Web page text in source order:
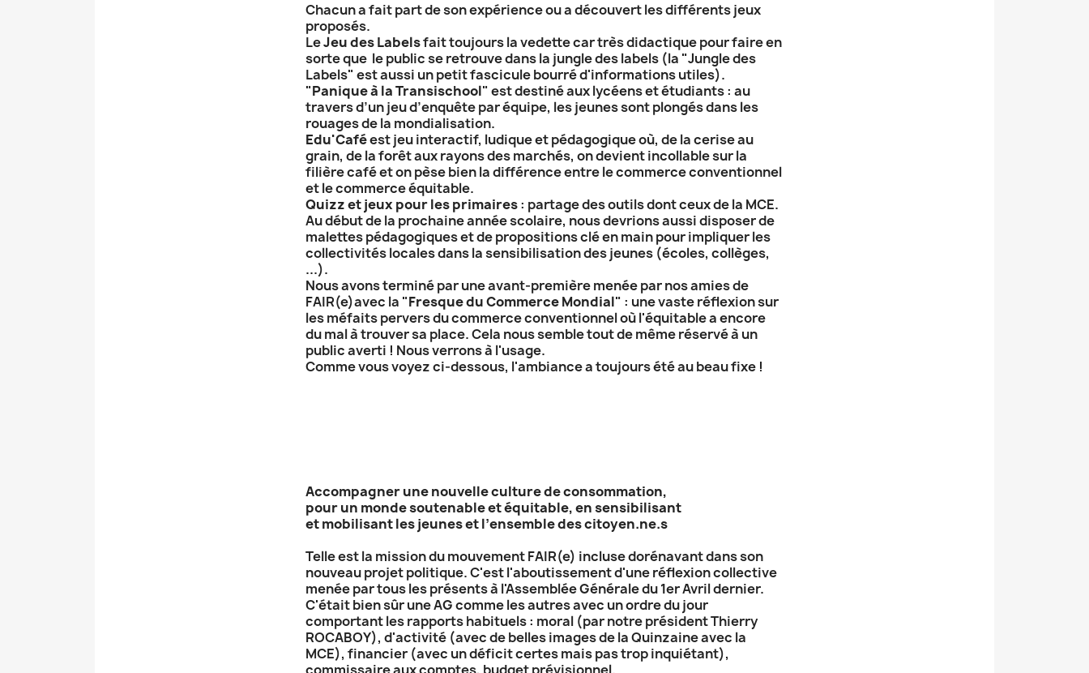
Chacun a fait part de son expérience ou a découvert les différents jeux
proposés.
LeJeu des Labelsfait toujours la vedette car très didactique pour faire en
sorte que le public se retrouve dans la jungle des labels (la "Jungle des
Labels" est aussi un petit fascicule bourré d'informations utiles).
"Panique à la Transischool" est destiné aux lycéens et étudiants : au
travers d’un jeu d’enquête par équipe, les jeunes sont plongés dans les
rouages de la mondialisation.
Edu'Caféest jeu interactif, ludique et pédagogique où, de la cerise au
grain, de la forêt aux rayons des marchés, on devient incollable sur la
filière café et on pèse bien la différence entre le commerce conventionnel
et le commerce équitable.
Quizz et jeux pour les primaires: partage des outils dont ceux de la MCE.
Au début de la prochaine année scolaire, nous devrions aussi disposer de
malettes pédagogiques et de propositions clé en main pour impliquer les
collectivités locales dans la sensibilisation des jeunes (écoles, collèges,
...).
Nous avons terminé par une avant-première menée par nos amies de
FAIR(e)avec la "Fresque du Commerce Mondial" : une vaste réflexion sur
les méfaits pervers du commerce conventionnel où l'équitable a encore
du mal à trouver sa place. Cela nous semble tout de même réservé à un
public averti ! Nous verrons à l'usage.
Comme vous voyez ci-dessous, l'ambiance a toujours été au beau fixe !
Accompagner une nouvelle culture de consommation,
pour un monde soutenable et équitable, en sensibilisant
et mobilisant les jeunes et l’ensemble des citoyen.ne.s
Telle est la mission du mouvement FAIR(e) incluse dorénavant dans son
nouveau projet politique. C'est l'aboutissement d'une réflexion collective
menée par tous les présents à l'Assemblée Générale du 1er Avril dernier.
C'était bien sûr une AG comme les autres avec un ordre du jour
comportant les rapports habituels : moral (par notre président Thierry
ROCABOY), d'activité (avec de belles images de la Quinzaine avec la
MCE), financier (avec un déficit certes mais pas trop inquiétant),